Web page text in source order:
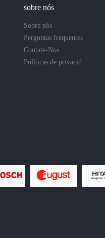
sobre nós
Sobre nós
Perguntas frequentes
Contate-Nos